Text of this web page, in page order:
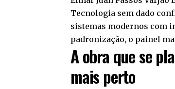
Tecnologia sem dado
sistemas modernos com
padronização, o painel
A obra que se
mais perto